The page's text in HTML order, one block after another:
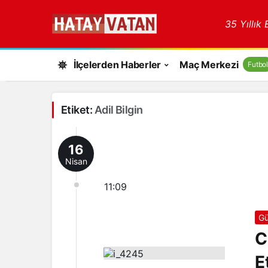
35 Yıllık
İlçelerden Haberler Maç Merkezi Futbol
Etiket: Adil Bilgin
16
Nisan
11:09